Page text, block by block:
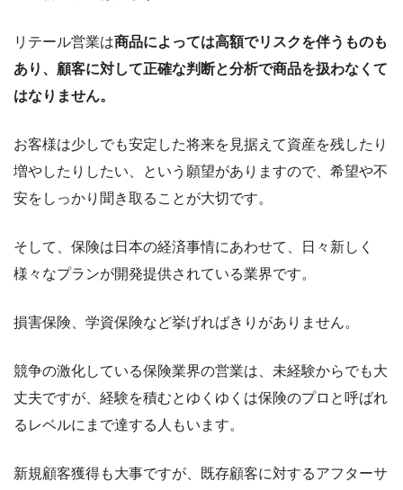
リテール営業は商品によっては高額でリスクを伴うものも
あり、顧客に対して正確な判断と分析で商品を扱わなくて
はなりません。
お客様は少しでも安定した将来を見据えて資産を残したり
増やしたりしたい、という願望がありますので、希望や不
安をしっかり聞き取ることが大切です。
そして、保険は日本の経済事情にあわせて、日々新しく
様々なプランが開発提供されている業界です。
損害保険、学資保険など挙げればきりがありません。
競争の激化している保険業界の営業は、未経験からでも大
丈夫ですが、経験を積むとゆくゆくは保険のプロと呼ばれ
るレベルにまで達する人もいます。
新規顧客獲得も大事ですが、既存顧客に対するアフターサ